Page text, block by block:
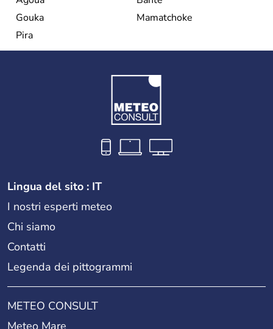
Gouka
Mamatchoke
Pira
Lingua del sito : IT
I nostri esperti meteo
Chi siamo
Contatti
Legenda dei pittogrammi
METEO CONSULT
Meteo Mare